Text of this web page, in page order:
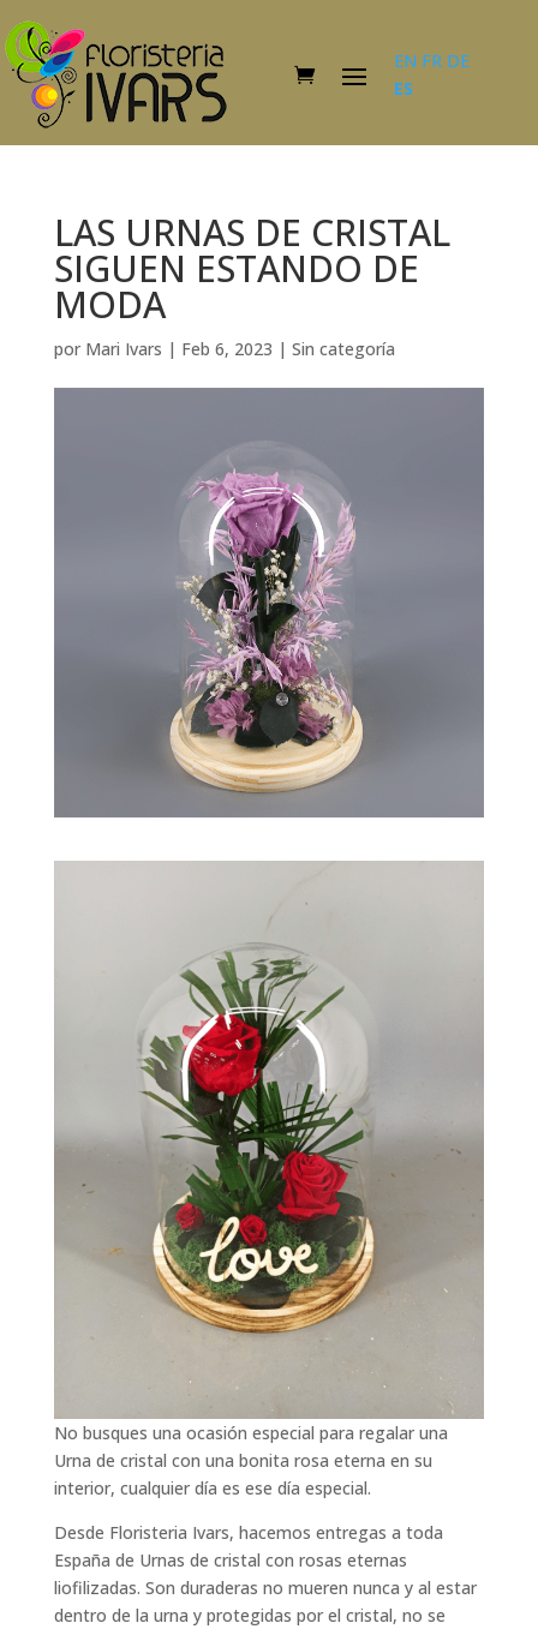
EN FR DE
ES
LAS URNAS DE CRISTAL
SIGUEN ESTANDO DE
MODA
por Mari Ivars | Feb 6, 2023 | Sin categoría
No busques una ocasión especial para regalar una
Urna de cristal con una bonita rosa eterna en su
interior, cualquier día es ese día especial.
Desde Floristeria Ivars, hacemos entregas a toda
España de Urnas de cristal con rosas eternas
liofilizadas. Son duraderas no mueren nunca y al estar
dentro de la urna y protegidas por el cristal, no se